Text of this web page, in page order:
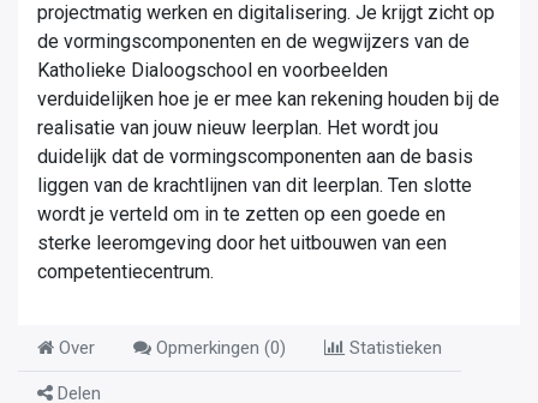
projectmatig werken en digitalisering. Je krijgt zicht op
de vormingscomponenten en de wegwijzers van de
Katholieke Dialoogschool en voorbeelden
verduidelijken hoe je er mee kan rekening houden bij de
realisatie van jouw nieuw leerplan. Het wordt jou
duidelijk dat de vormingscomponenten aan de basis
liggen van de krachtlijnen van dit leerplan. Ten slotte
wordt je verteld om in te zetten op een goede en
sterke leeromgeving door het uitbouwen van een
competentiecentrum.
Over Opmerkingen (0) Statistieken
Delen